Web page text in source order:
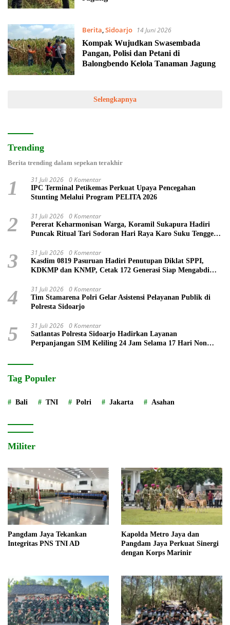
Berita,Sidoarjo
14 Juni 2026
Kompak Wujudkan Swasembada
Pangan, Polisi dan Petani di
Balongbendo Kelola Tanaman Jagung
Selengkapnya
Trending
Berita trending dalam sepekan terakhir
1 31 Juli 2026 0 Komentar
IPC Terminal Petikemas Perkuat Upaya Pencegahan
Stunting Melalui Program PELITA 2026
2 31 Juli 2026 0 Komentar
Pererat Keharmonisan Warga, Koramil Sukapura Hadiri
Puncak Ritual Tari Sodoran Hari Raya Karo Suku Tengger
3 31 Juli 2026 0 Komentar
Kasdim 0819 Pasuruan Hadiri Penutupan Diklat SPPI,
KDKMP dan KNMP, Cetak 172 Generasi Siap Mengabdi
4 31 Juli 2026 0 Komentar
Tim Stamarena Polri Gelar Asistensi Pelayanan Publik di
Polresta Sidoarjo
5 31 Juli 2026 0 Komentar
Satlantas Polresta Sidoarjo Hadirkan Layanan
Perpanjangan SIM Keliling 24 Jam Selama 17 Hari Non
Tag Populer
Bali TNI Polri Jakarta Asahan
Militer
Pangdam Jaya Tekankan
Integritas PNS TNI AD
Kapolda Metro Jaya dan
Pangdam Jaya Perkuat Sinergi
dengan Korps Marinir